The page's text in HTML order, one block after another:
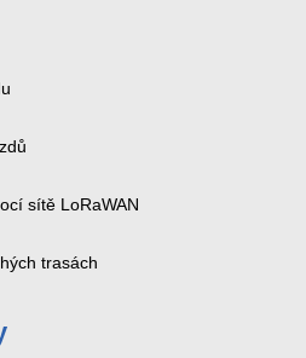
sítě LoRaWAN
trasách